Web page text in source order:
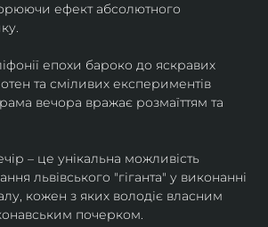
ефект абсолютного
епохи бароко до яскравих
та сміливих експериментів
вечора вражає розмаїттям та
– це унікальна можливість
львівського "гіганта" у виконанні
кожен з яких володіє власним
почерком.